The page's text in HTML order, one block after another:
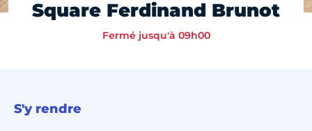
Square Ferdinand Brunot
Fermé jusqu'à 09h00
S'y rendre